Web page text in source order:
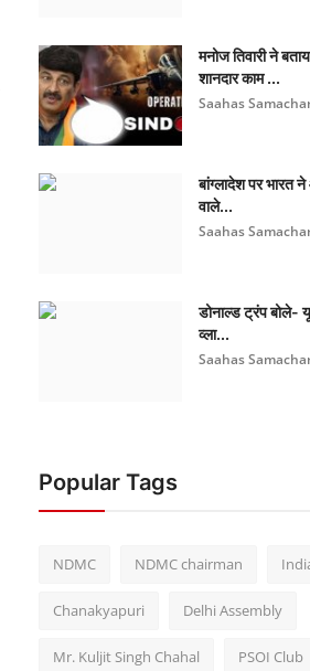
मनोज तिवारी ने
शानदार काम ...
Saahas
बांग्लादेश पर भारत
वाले...
Saahas
डोनाल्ड ट्रंप
व्ला...
Saahas
Popular Tags
NDMC NDMC chairman
Chanakyapuri Delhi Assembly
Mr. Kuljit Singh Chahal PSOI Club